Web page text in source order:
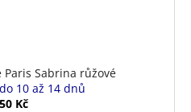
Paris Sabrina růžové
10 až 14 dnů
Kč